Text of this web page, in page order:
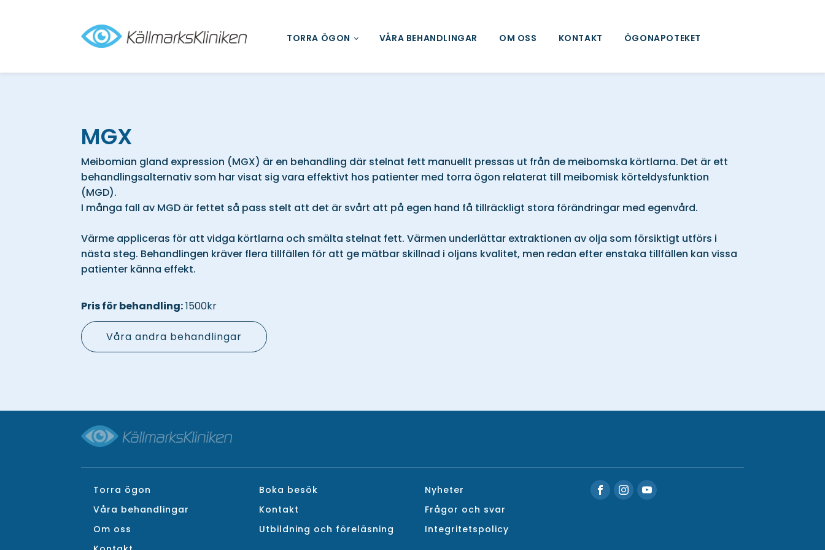
TORRA ÖGON VÅRA BEHANDLINGAR OM OSS KONTAKT ÖGONAPOTEKET
MGX
Meibomian gland expression (MGX) är en behandling där stelnat fett manuellt pressas ut från de meibomska körtlarna. Det är ett
behandlingsalternativ som har visat sig vara effektivt hos patienter med torra ögon relaterat till meibomisk körteldysfunktion
(MGD).
I många fall av MGD är fettet så pass stelt att det är svårt att på egen hand få tillräckligt stora förändringar med egenvård.
Värme appliceras för att vidga körtlarna och smälta stelnat fett. Värmen underlättar extraktionen av olja som försiktigt utförs i
nästa steg. Behandlingen kräver flera tillfällen för att ge mätbar skillnad i oljans kvalitet, men redan efter enstaka tillfällen kan vissa
patienter känna effekt.
Pris för behandling:1500kr
Våra andra behandlingar
Torra ögon
Våra behandlingar
Om oss
Boka besök
Kontakt
Utbildning och föreläsning
Nyheter
Frågor och svar
Integritetspolicy